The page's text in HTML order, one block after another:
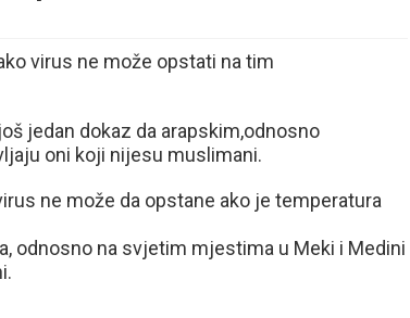
virus ne može opstati na tim
jedan dokaz da arapskim,odnosno
oni koji nijesu muslimani.
ne može da opstane ako je temperatura
odnosno na svjetim mjestima u Meki i Medini